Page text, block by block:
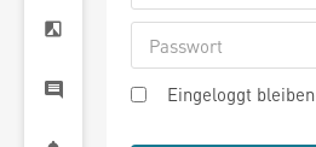
Eingeloggt bleiben